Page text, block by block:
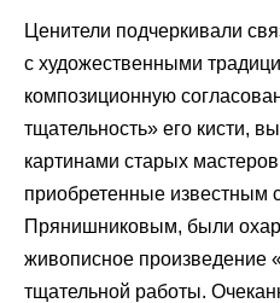
Ценители подчеркивали
с художественными
композиционную
тщательность» его кисти,
картинами старых
приобретенные известным
Прянишниковым, были
живописное произведение
тщательной работы.